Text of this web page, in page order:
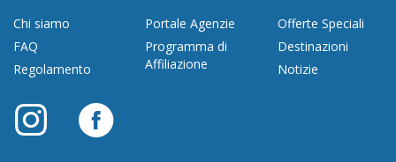
Chi siamo
FAQ
Regolamento
Portale Agenzie
Programma di
Affiliazione
Offerte Speciali
Destinazioni
Notizie